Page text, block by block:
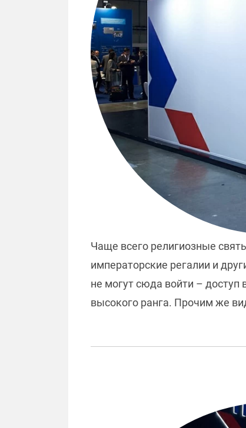
Чаще всего религиозные
императорские регалии и
не могут сюда войти –
высокого ранга. Прочим же